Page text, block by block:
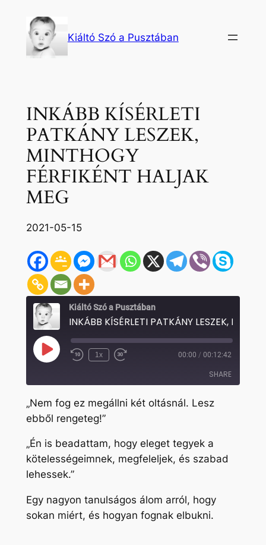
tartalomhoz
Kiáltó Szó a Pusztában
INKÁBB KÍSÉRLETI
PATKÁNY LESZEK,
MINTHOGY
FÉRFIKÉNT HALJAK
MEG
2021-05-15
Kiáltó Szó a Pusztában
Play
Episode Rewind
1x
Fast
seconds
00:00 / 00:12:42
SHARE
SHARE
EMBED
„Nem fog ez megállni két oltásnál. Lesz
ebből rengeteg!”
„Én is beadattam, hogy eleget tegyek a
kötelességeimnek, megfeleljek, és szabad
lehessek.”
Egy nagyon tanulságos álom arról, hogy
sokan miért, és hogyan fognak elbukni.